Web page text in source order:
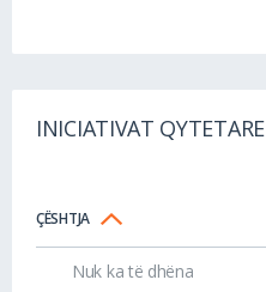
INICIATIVAT QYTETARE
ÇËSHTJA
Nuk ka të dhëna